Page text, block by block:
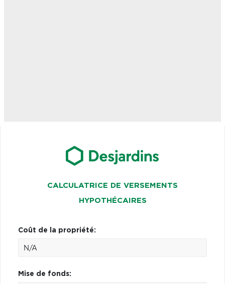
CALCULATRICE DE VERSEMENTS
HYPOTHÉCAIRES
Coût de la propriété:
Mise de fonds: